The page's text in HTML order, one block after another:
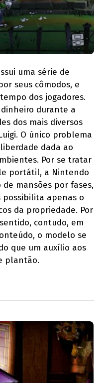
uma série de
seus cômodos, e
dos jogadores.
durante a
dos mais diversos
O único problema
dada ao
Por se tratar
portátil, a Nintendo
mansões por fases,
possibilita apenas o
da propriedade. Por
contudo, em
o modelo se
que um auxílio aos
plantão.